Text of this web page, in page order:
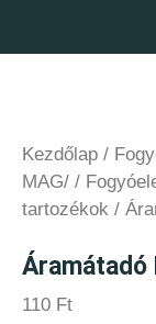
Kezdőlap /
MAG/ /
tartozékok /
Áramátadó
110 Ft